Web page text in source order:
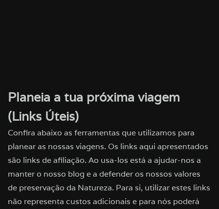
Planeia a tua próxima viagem
(Links Úteis)
Confira abaixo as ferramentas que utilizamos para
planear as nossas viagens. Os links aqui apresentados
são links de afiliação. Ao usa-los está a ajudar-nos a
manter o nosso blog e a defender os nossos valores
de preservação da Natureza. Para si, utilizar estes links
não representa custos adicionais e para nós poderá